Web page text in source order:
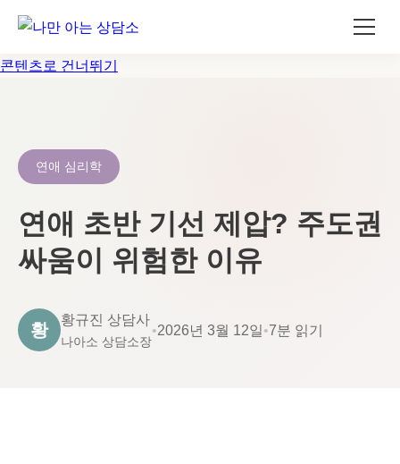
콘텐츠로 건너뛰기
연애 심리학
연애 초반 기선 제압? 주도권
싸움이 위험한 이유
황
황규진 상담사
나아소 상담소장
•2026년 3월 12일•7분 읽기